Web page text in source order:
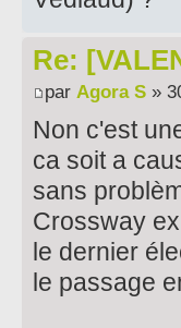
Re:
par Agora S »
Non c'est
ca soit a
sans
Crossway
le dernier
le passage